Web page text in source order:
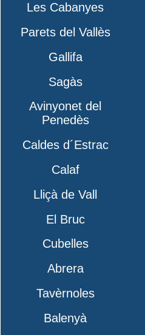
Les Cabanyes
Parets del Vallès
Gallifa
Sagàs
Avinyonet del
Penedès
Caldes d´Estrac
Calaf
Lliçà de Vall
El Bruc
Cubelles
Abrera
Tavèrnoles
Balenyà